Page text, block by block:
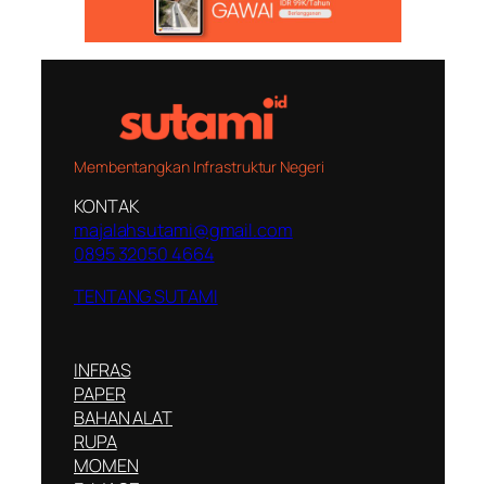
Membentangkan Infrastruktur Negeri
KONTAK
majalahsutami@gmail.com
0895 32050 4664
TENTANG SUTAMI
INFRAS
PAPER
BAHAN ALAT
RUPA
MOMEN